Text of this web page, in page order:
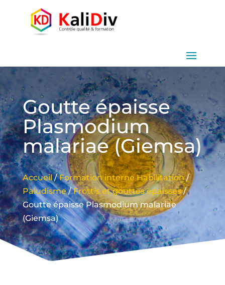
Goutte épaisse
Plasmodium
malariae (Giemsa)
Accueil/Formation interne Habilitation/
Paludisme/Frottis et gouttes épaisses/
Goutte épaisse Plasmodium malariae
(Giemsa)